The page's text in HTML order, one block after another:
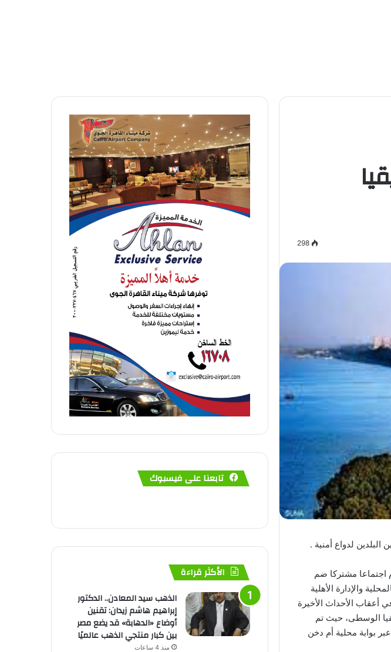
298
لدواع أمنية .
اجتماعا مشتركا ضم
والإدارة الأهلية
أعقاب الأحداث الأخيرة
الوسطى، حيث تم
بوابة محلية أم دخن
تابعنا على فيسبوك
الأكثر قراءة
الذهب سيد المعادن.. الدكتور
إبراهيم هاشم زيدان: تقنين
أوضاع «الدهابة» قد يضع مصر
بين كبار منتجي الذهب عالميًا
منذ 4 ساعات